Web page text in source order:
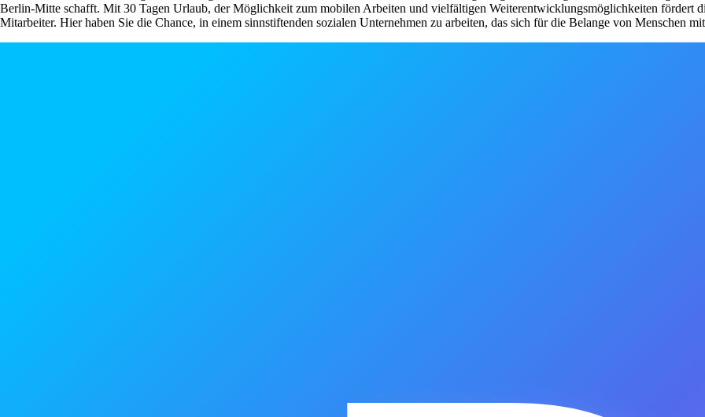
Berlin-Mitte schafft. Mit 30 Tagen Urlaub, der Möglichkeit zum mobilen Arbeiten und vielfältigen Weiterentwicklungsmöglichkeiten fördert
Mitarbeiter. Hier haben Sie die Chance, in einem sinnstiftenden sozialen Unternehmen zu arbeiten, das sich für die Belange von Menschen